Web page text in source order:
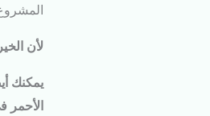
لأن
يمكنك
الأحمر